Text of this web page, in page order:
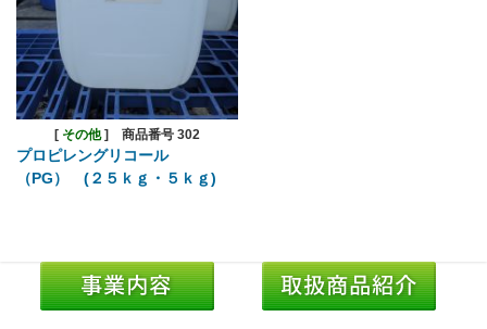
[ その他] 商品番号 302
プロピレングリコール
（PG） (２５ｋｇ・５ｋｇ)